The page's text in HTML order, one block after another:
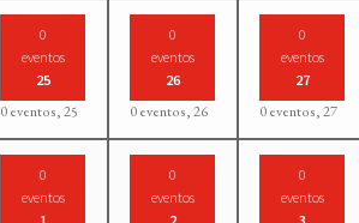
0
eventos
25
0 eventos,25
0
eventos
26
0 eventos,26
0
eventos
27
0 eventos,27
0
eventos
0
eventos
0
eventos